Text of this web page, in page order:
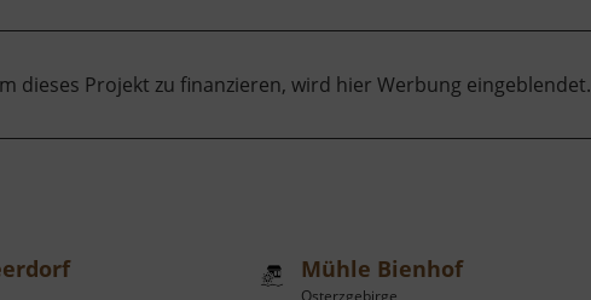
dieses Projekt zu finanzieren, wird hier Werbung eingeblendet.
Mühle Bienhof
Osterzgebirge